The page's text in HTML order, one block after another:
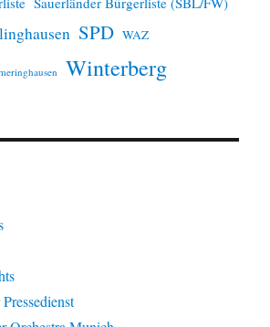
SPD WAZ
Winterberg